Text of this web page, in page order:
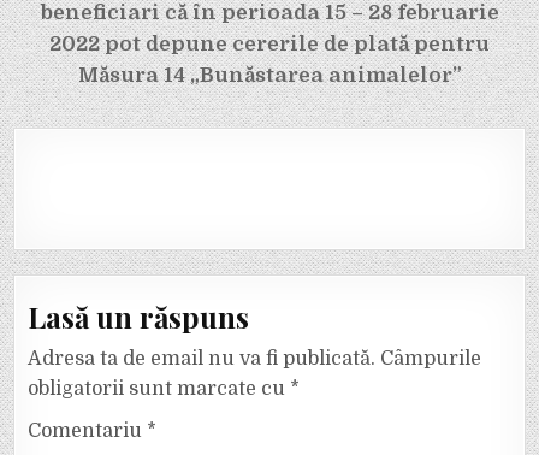
beneficiari că în perioada 15 – 28 februarie
2022 pot depune cererile de plată pentru
Măsura 14 „Bunăstarea animalelor”
Lasă un răspuns
Adresa ta de email nu va fi publicată. Câmpurile
obligatorii sunt marcate cu *
Comentariu *